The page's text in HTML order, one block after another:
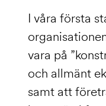
I våra första
vara på
och allmänt
samt att